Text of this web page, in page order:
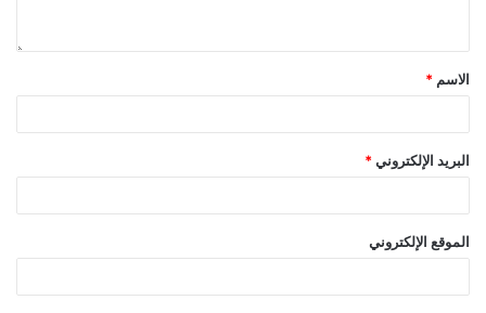
الاسم *
البريد الإلكتروني *
الموقع الإلكتروني